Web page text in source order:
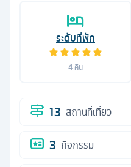
ระดับที่พัก
4 คืน
13 สถานที่เที่ยว
3 กิจกรรม